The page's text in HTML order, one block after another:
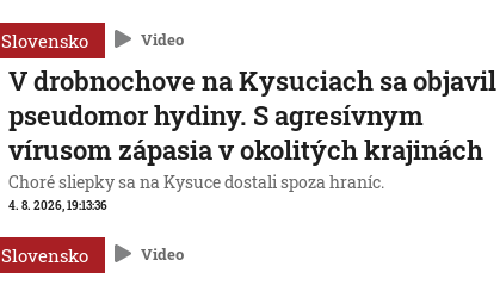
Slovensko Video
V drobnochove na Kysuciach sa objavil
pseudomor hydiny. S agresívnym
vírusom zápasia v okolitých krajinách
Choré sliepky sa na Kysuce dostali spoza hraníc.
4. 8. 2026, 19:13:36
Slovensko Video